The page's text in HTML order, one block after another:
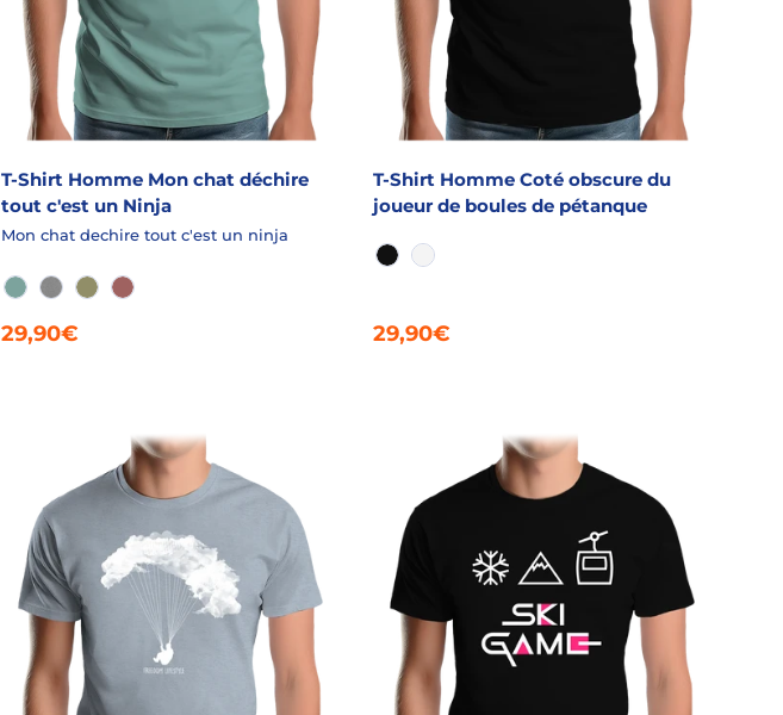
T-Shirt Homme Mon chat déchire
tout c'est un Ninja
Mon chat dechire tout c'est un ninja
VERT ADISE
GRIS CHINÉ
LICHENSIENNE
29,90€
T-Shirt Homme Coté obscure du
joueur de boules de pétanque
NOIRBLANC
29,90€